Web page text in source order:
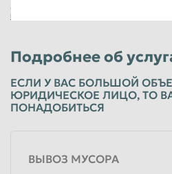
персональных данных
Подробнее об
ЕСЛИ У ВАС БОЛЬШОЙ
ЮРИДИЧЕСКОЕ ЛИЦО, ТО
ПОНАДОБИТЬСЯ
ВЫВОЗ МУСОРА